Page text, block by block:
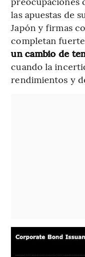
las apuestas de
Japón y firmas
completan
un cambio de
cuando la
rendimientos y